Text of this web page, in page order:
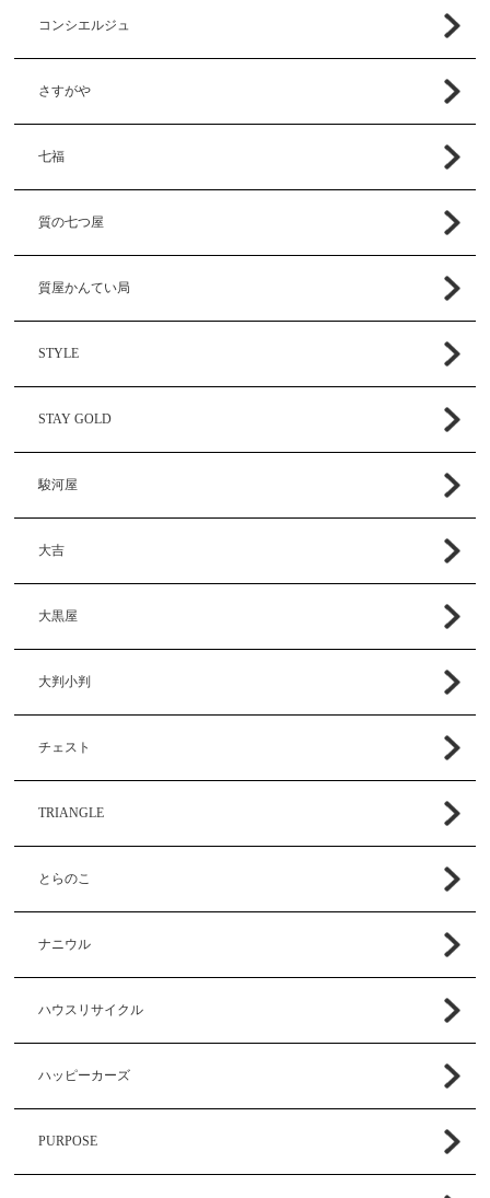
コンシエルジュ
さすがや
七福
質の七つ屋
質屋かんてい局
STYLE
STAY GOLD
駿河屋
大吉
大黒屋
大判小判
チェスト
TRIANGLE
とらのこ
ナニウル
ハウスリサイクル
ハッピーカーズ
PURPOSE